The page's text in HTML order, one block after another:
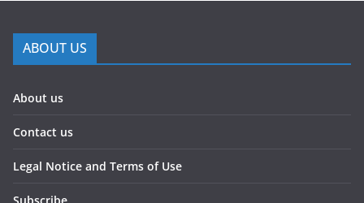
ABOUT US
About us
Contact us
Legal Notice and Terms of Use
Subscribe